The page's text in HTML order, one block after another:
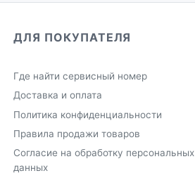
ДЛЯ ПОКУПАТЕЛЯ
Где найти сервисный номер
Доставка и оплата
Политика конфиденциальности
Правила продажи товаров
Согласие на обработку персональных
данных